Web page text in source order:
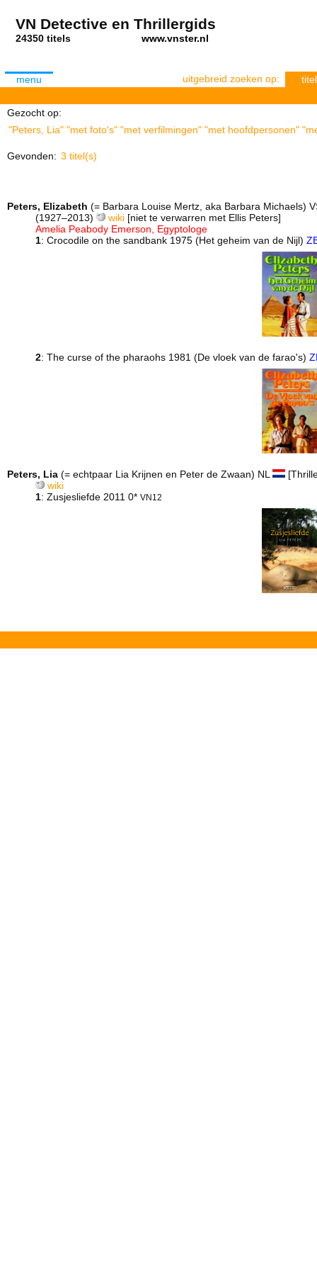
VN Detective en Thrillergids
24350 titels www.vnster.nl
menu uitgebreid zoeken op: titel
Gezocht op:
"Peters, Lia" "met foto's" "met verfilmingen" "met hoofdpersonen"
Gevonden: 3 titel(s)
Peters, Elizabeth (= Barbara Louise Mertz, aka Barbara Michaels)
(1927–2013)
wiki[niet te verwarren met Ellis Peters]
Amelia Peabody Emerson, Egyptologe
1: Crocodile on the sandbank 1975 (Het geheim van de Nijl)
2: The curse of the pharaohs 1981 (De vloek van de farao's)
Peters, Lia (= echtpaar Lia Krijnen en Peter de Zwaan) NL
wiki
1: Zusjesliefde 2011 0* VN12